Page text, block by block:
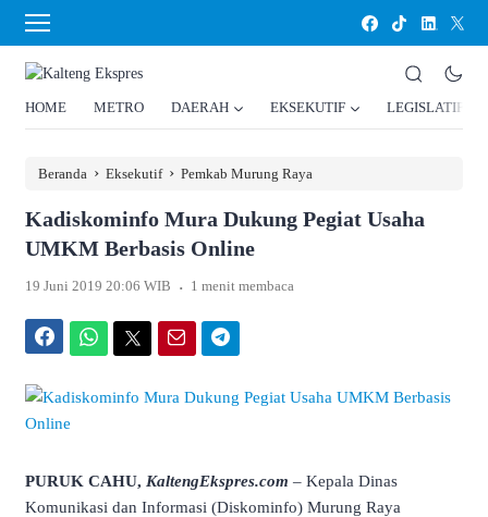
HOME METRO DAERAH EKSEKUTIF LEGISLATIF
Beranda › Eksekutif › Pemkab Murung Raya
Kadiskominfo Mura Dukung Pegiat Usaha
UMKM Berbasis Online
19 Juni 2019 20:06 WIB . 1 menit membaca
PURUK CAHU, KaltengEkspres.com – Kepala Dinas
Komunikasi dan Informasi (Diskominfo) Murung Raya